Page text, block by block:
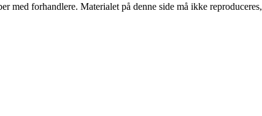
med forhandlere. Materialet på denne side må ikke reproduceres,